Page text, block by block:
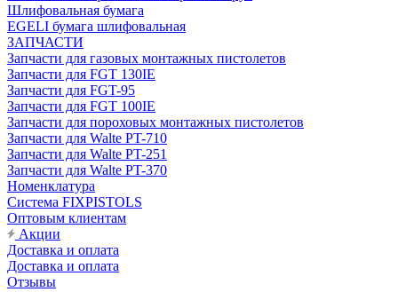
Шлифовальная бумага
EGELI бумага шлифовальная
ЗАПЧАСТИ
Запчасти для газовых монтажных пистолетов
Запчасти для FGT 130IE
Запчасти для FGT-95
Запчасти для FGT 100IE
Запчасти для пороховых монтажных пистолетов
Запчасти для Walte PT-710
Запчасти для Walte PT-251
Запчасти для Walte PT-370
Номенклатура
Система FIXPISTOLS
Оптовым клиентам
Акции
Доставка и оплата
Доставка и оплата
Отзывы